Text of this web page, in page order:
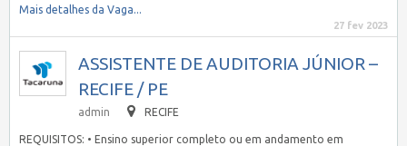
Mais detalhes da Vaga...
27 fev 2023
ASSISTENTE DE AUDITORIA JÚNIOR –
RECIFE / PE
admin RECIFE
REQUISITOS: • Ensino superior completo ou em andamento em